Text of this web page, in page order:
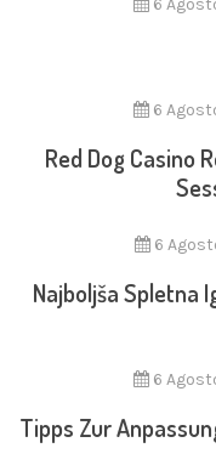
6
6
Red Dog Casino
6
Najboljša Spletna
6
Tipps Zur